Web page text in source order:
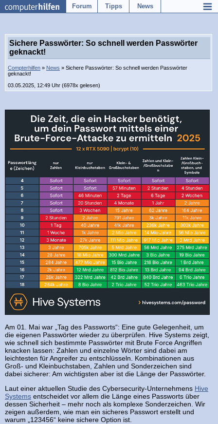
Forum Tipps News
Sichere Passwörter: So schnell werden Passwörter
geknackt!
Compterhilfen » News » Sichere Passwörter: So schnell werden Passwörter
geknackt!
03.05.2025, 12:49 Uhr (6978x gelesen)
Am 01. Mai war „Tag des Passworts“: Eine gute Gelegenheit, um
die eigenen Passwörter wieder zu überprüfen. Hive Systems zeigt,
wie schnell sich bestimmte Passwörter mit Brute Force Angriffen
knacken lassen: Zahlen und einzelne Wörter sind dabei am
leichtesten für Angreifer zu entschlüsseln. Kombinationen aus
Groß- und Kleinbuchstaben, Zahlen und Sonderzeichen sind
dabei sicherer: Am wichtigsten aber ist die Länge der Passwörter.
Laut einer aktuellen Studie des Cybersecurity-Unternehmens Hive
Systems entscheidet vor allem die Länge eines Passworts über
dessen Sicherheit – mehr noch als komplexe Sonderzeichen. Wir
zeigen außerdem, wie man ein sicheres Passwort erstellt und
warum „123456“ keine sichere Option ist.